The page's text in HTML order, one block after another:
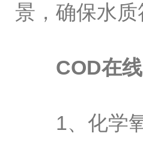
景，确保水
COD在
1、化学氧